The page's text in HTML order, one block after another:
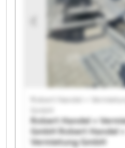
Handel + Vermietung GmbH
Vermietung GmbH Robert
GmbH Robert Handel +
Handel + Vermietung GmbH
Vermietung GmbH Robert
GmbH Robert Handel +
Robert Handel +
Robert Handel +
GmbHRobert Handel +
Vermietung GmbH